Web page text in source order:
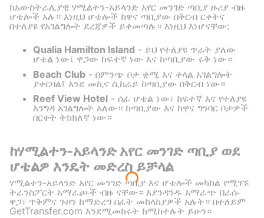
ከአውስትራሊያዊ ሃሚልተን-አይላንድ አየር መንገድ ጣቢያ ዙሪያ ብዙ
ሆቴሎች አሉ። እነዚህ ሆቴሎች ከዋና ጣቢያው በቅርብ ርቀትና
በተለያዩ የአገልግሎት ደረጃዎች ይቀመጣሉ። እነዚህ እነሆናቸው:
Qualia Hamilton Island - ይህ የተለያዩ ጥራት ያለው
ሆቴል ነው፤ ዋጋው ከፍተኛ ነው እና ከጣቢያው ሩቅ ነው።
Beach Club - በምንጭ ቦታ ቋሚ እና ቀላል አገልግሎት
ያቀርባል፤ እንደ መኪና ሲከራይ ከጣቢያው በቅርብ ነው።
Reef View Hotel - ሰፊ ሆቴል ነው፣ ከፍተኛ እና የተለያዩ
እንግዳ አገልግሎት አለው። ከጣቢያው እና ከዋና ግንባር ቦታዎች
በርቀት ትክክለኛ ነው።
ከሃሚልተን-አይላንድ አየር መንገድ ጣቢያ ወደ
ሆቴልዎ እንዴት መድረስ ይቻላል
ሃሚልተን-አይላንድ አየር መንገድ ጣቢያ እና ሆቴሎች መካከል የሚገኙ
ትራንስፖርት አማራጮች ብዙ ናቸው። እያንዳንዱ አማራጭ በራሱ
ዋጋ፣ ጥቅምና ጉዞን ከማድረግ በፊት መከላከያዎች አሉት። በተለይም
GetTransfer.com እንደሚመከሩት ከሚከተሉት ይሁን።